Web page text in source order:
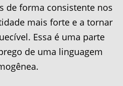
de forma consistente nos
mais forte e a tornar
Essa é uma parte
de uma linguagem